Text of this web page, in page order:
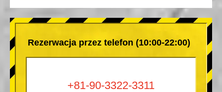
Rezerwacja przez telefon (10:00-22:00)
+81-90-3322-3311